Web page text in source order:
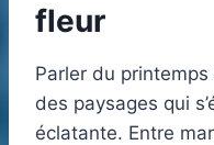
fleur
Parler du printemps
des paysages qui
éclatante. Entre